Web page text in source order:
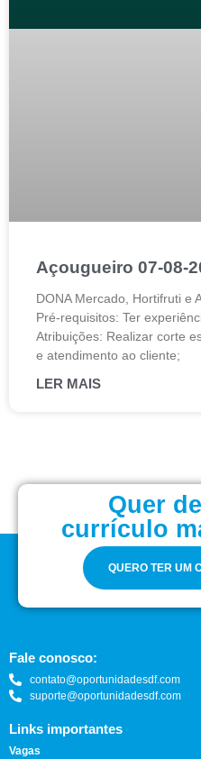
Açougueiro 07-08-
DONA Mercado, Hortifruti e
Pré-requisitos: Ter
Atribuições: Realizar corte
e atendimento ao cliente;
LER MAIS
Quer
currículo
QUERO TER UM
Fale conosco:
contato@oportunidadesdf.com
suporte@oportunidadesdf.com
Links importantes
Vagas